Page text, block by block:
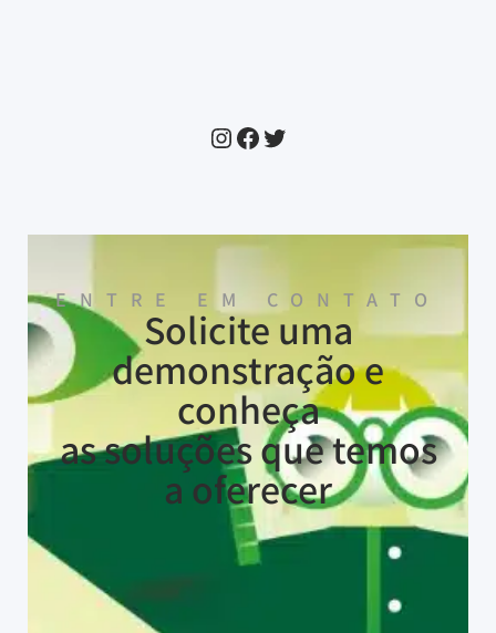
ENTRE EM CONTATO
Solicite uma
demonstração e
conheça
as soluções que temos
a oferecer